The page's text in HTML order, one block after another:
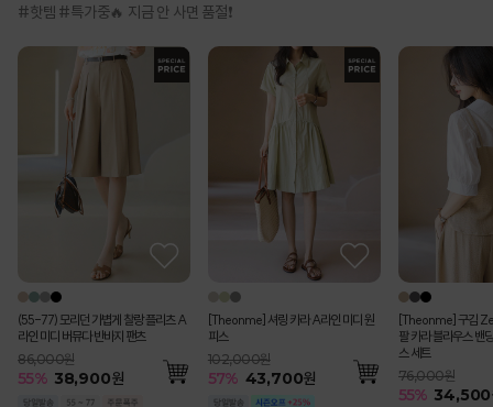
#핫템 #특가중🔥 지금 안 사면 품절❗
(55-77) 모리던 가볍게 찰랑 플리츠 A
라인 미디 버뮤다 반바지 팬츠
86,000원
55% 38,900원
[Theonme] 셔링 카라 A라인 미디 원
피스
102,000원
57% 43,700원
[Theonme] 구김
팔 카라 블라우스 밴
스 세트
76,000원
55% 34,500